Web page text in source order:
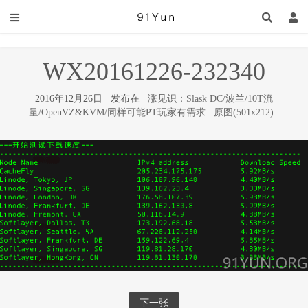
WX20161226-232340
2016年12月26日 发布在 涨见识：Slask DC/波兰/10T流
量/OpenVZ&KVM/同样可能PT玩家有需求
原图(501x212)
下一张